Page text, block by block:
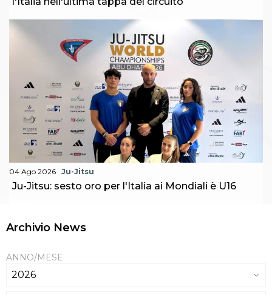
04 Ago 2026 Ju-Jitsu
Ju-Jitsu: sesto oro per l'Italia ai Mondiali è U16
Archivio News
ANNO/MESE
2026